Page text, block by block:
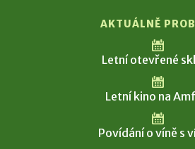
AKTUÁLNĚ
Letní otevřené
Letní kino na
Povídání o víně s